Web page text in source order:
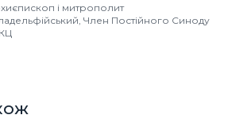
і митрополит
Член Постійного Синоду